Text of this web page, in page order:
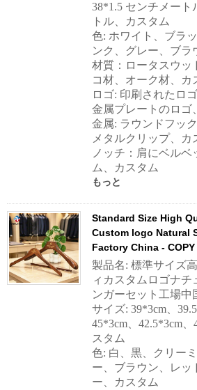
38*1.5 センチメート
トル、カスタム
色: ホワイト、ブラ
ンク、グレー、ブラ
材質：ロータスウッ
コ材、オーク材、カ
ロゴ: 印刷されたロ
金属プレートのロゴ
金属: ラウンドフッ
メタルクリップ、カ
ノッチ：肩にベル
ム、カスタム
もっと
Standard Size High
Custom logo Natural
Factory China -
製品名: 標準サイズ
ィカスタムロゴナチ
ンガーセット工場中
サイズ: 39*3cm、
45*3cm、42.5*3cm
スタム
色: 白、黒、クリー
ー、ブラウン、レッ
ー、カスタム